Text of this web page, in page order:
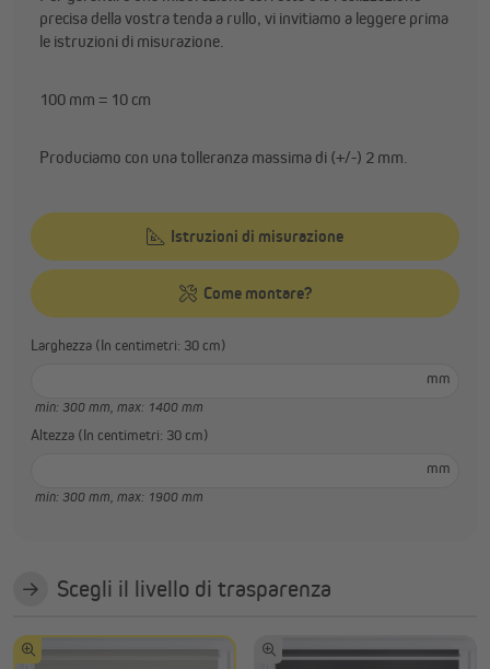
precisa della vostra tenda a rullo, vi invitiamo a leggere prima
le istruzioni di misurazione.
100 mm = 10 cm
Produciamo con una tolleranza massima di (+/-) 2 mm.
Istruzioni di misurazione
Come montare?
Larghezza (In centimetri: 30 cm)
mm
min: 300 mm, max: 1400 mm
Altezza (In centimetri: 30 cm)
mm
min: 300 mm, max: 1900 mm
Scegli il livello di trasparenza